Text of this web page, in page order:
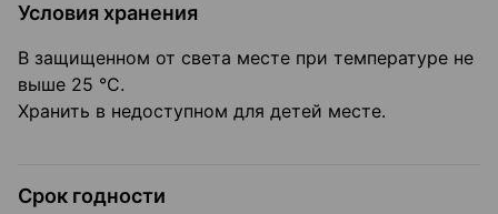
Условия хранения
В защищенном от света месте при температуре не
выше 25 °С.
Хранить в недоступном для детей месте.
Срок годности